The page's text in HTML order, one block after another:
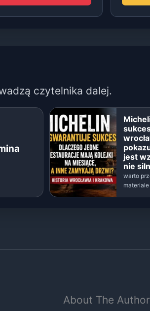
czytelnika dalej.
jest
nie
warto
materiale
About The Author